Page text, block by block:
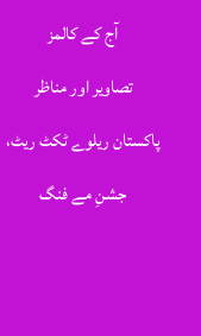
آج کے کالمز
تصاویر اور مناظر
پاکستان ریلوے ٹکٹ ریٹ،
جشنِ مے فنگ